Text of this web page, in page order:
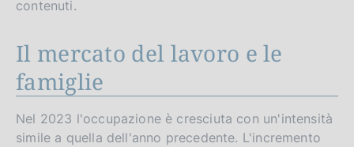
contenuti.
Il mercato del lavoro e le
famiglie
Nel 2023 l'occupazione è cresciuta con un'intensità
simile a quella dell'anno precedente. L'incremento